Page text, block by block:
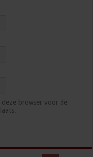
browser voor de